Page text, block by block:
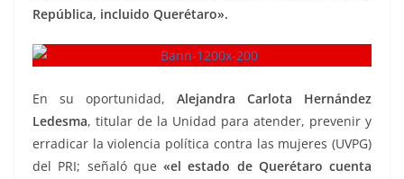
República, incluido Querétaro».
En su oportunidad, Alejandra Carlota Hernández
Ledesma, titular de la Unidad para atender, prevenir y
erradicar la violencia política contra las mujeres (UVPG)
del PRI; señaló que «el estado de Querétaro cuenta